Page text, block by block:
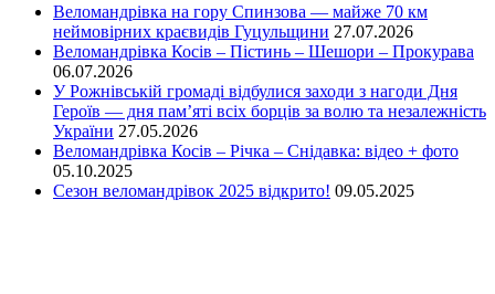
Веломандрівка на гору Спинзова — майже 70 км
неймовірних краєвидів Гуцульщини 27.07.2026
Веломандрівка Косів – Пістинь – Шешори – Прокурава
06.07.2026
У Рожнівській громаді відбулися заходи з нагоди Дня
Героїв — дня пам’яті всіх борців за волю та незалежність
України 27.05.2026
Веломандрівка Косів – Річка – Снідавка: відео + фото
05.10.2025
Сезон веломандрівок 2025 відкрито! 09.05.2025